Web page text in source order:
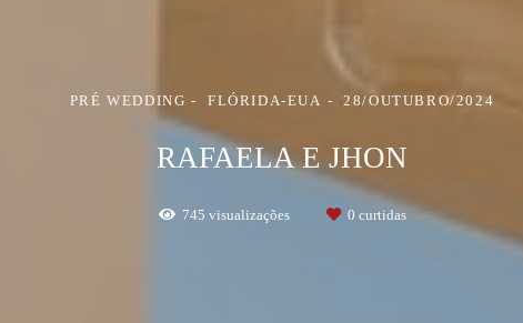
PRÉ WEDDING FLÓRIDA-EUA 28/OUTUBRO/2024
RAFAELA E JHON
745 visualizações 0 curtidas